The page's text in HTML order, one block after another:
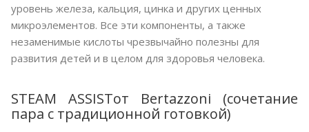
уровень железа, кальция, цинка и других ценных
микроэлементов. Все эти компоненты, а также
незаменимые кислоты чрезвычайно полезны для
развития детей и в целом для здоровья человека.
STEAM ASSISTот Bertazzoni (сочетание
пара с традиционной готовкой)